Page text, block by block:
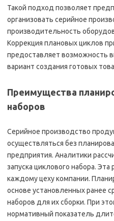
Такой подход позволяет
организовать серийное
производительность
Коррекция плановых циклов
предоставляет возможность
вариант создания готовых
Преимущества
наборов
Серийное производство
осуществляться без
предприятия. Аналитики
запуска циклового набора.
каждому цеху компании.
основе установленных ранее
наборов для их сборки. При
нормативный показатель